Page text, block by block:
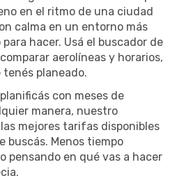
en el ritmo de una ciudad
calma en un entorno más
hacer. Usá el buscador de
aerolíneas y horarios,
planeado.
con meses de
manera, nuestro
mejores tarifas disponibles
buscás. Menos tiempo
pensando en qué vas a hacer